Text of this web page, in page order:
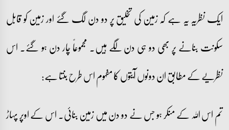
ایک نظریہ یہ ہے کہ زمین کی تخلیق پر دو دن لگ گئے اور زمین کو قابل
سکونت بنانے پر بھی دو ہی دن لگے ہیں۔ مجموعاً چار دن ہو گئے۔ اس
نظریے کے مطابق ان دونوں آیتوں کا مفہوم اس طرح بنتا ہے:
تم اس اللہ کے منکر ہو جس نے دو دن میں زمین بنائی۔ اس کے اوپر پہاڑ